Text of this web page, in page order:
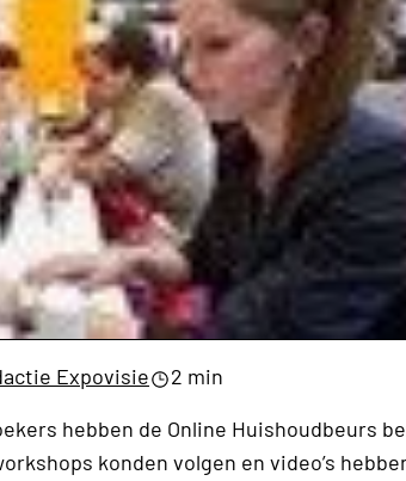
Expovisie
2 min
hebben de Online Huishoudbeurs
konden volgen en video’s